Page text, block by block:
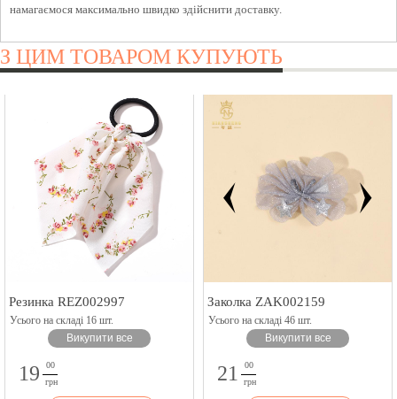
намагаємося максимально швидко здійснити доставку.
З ЦИМ ТОВАРОМ КУПУЮТЬ
Резинка REZ002997
Усього на складі 16 шт.
Викупити все
19
00
грн
Заколка ZAK002159
Усього на складі 46 шт.
Викупити все
21
00
грн